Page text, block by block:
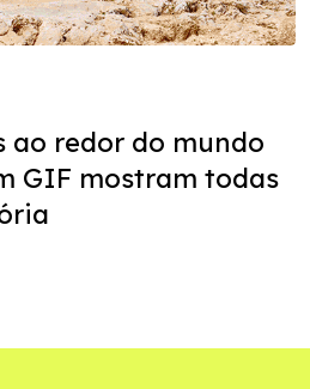
ao redor do mundo
GIF mostram todas